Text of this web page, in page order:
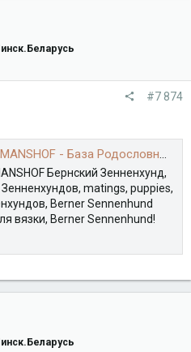
#7 874
MUST GO ON VON ROMANSHOF - База Родословных Бернский Зенненхунд - World Pedigree DataBase Berner Sennenhund
Бернский Зенненхунд,
matings, puppies,
Berner Sennenhund
вязки, Berner Sennenhund!